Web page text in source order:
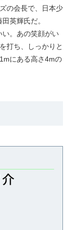
の会長で、日本少
英輝氏だ。
い。あの笑顔がい
打ち、しっかりと
にある高さ4mの